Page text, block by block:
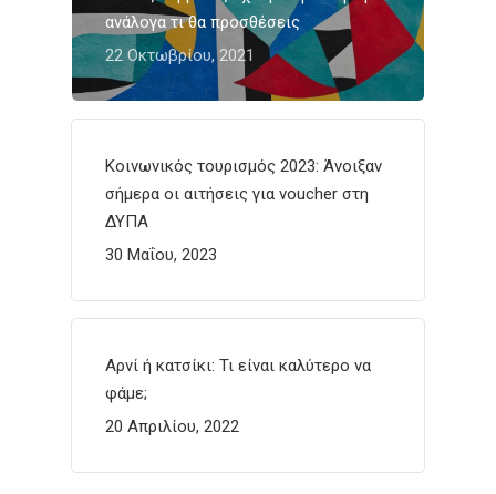
ανάλογα τι θα προσθέσεις
22 Οκτωβρίου, 2021
Κοινωνικός τουρισμός 2023: Άνοιξαν
σήμερα οι αιτήσεις για voucher στη
ΔΥΠΑ
30 Μαΐου, 2023
Αρνί ή κατσίκι: Τι είναι καλύτερο να
φάμε;
20 Απριλίου, 2022